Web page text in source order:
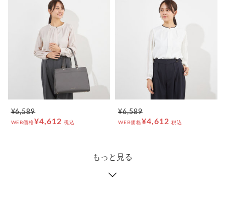
¥6,589
WEB価格¥4,612 税込
¥6,589
WEB価格¥4,612 税込
もっと見る